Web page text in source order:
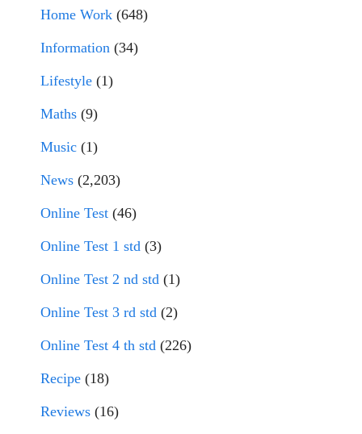
Home Work (648)
Information (34)
Lifestyle (1)
Maths (9)
Music (1)
News (2,203)
Online Test (46)
Online Test 1 std (3)
Online Test 2 nd std (1)
Online Test 3 rd std (2)
Online Test 4 th std (226)
Recipe (18)
Reviews (16)